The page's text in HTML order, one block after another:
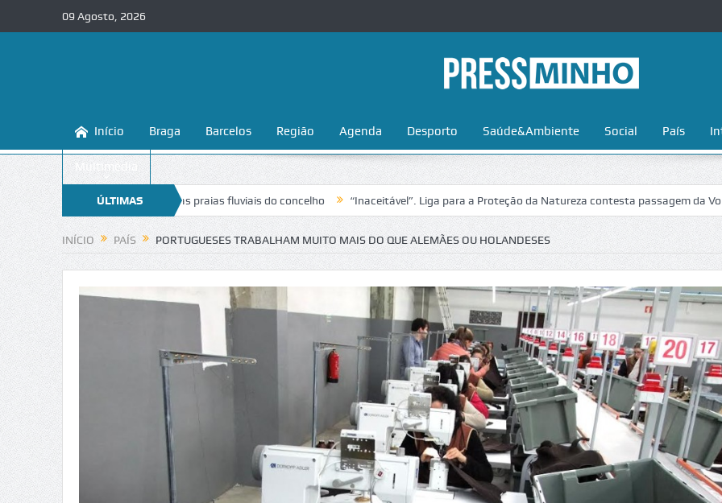
09 Agosto, 2026
Início Braga Barcelos Região Agenda Desporto Saúde&Ambiente Social País
Multimédia
ÚLTIMAS
NOTÍCIAS
a conhecer e proteger as praias fluviais do concelho “Inaceitável”. Liga para a Proteção da Natureza contesta passagem da Volta a
INÍCIO PAÍS PORTUGUESES TRABALHAM MUITO MAIS DO QUE ALEMÃES OU HOLANDESES